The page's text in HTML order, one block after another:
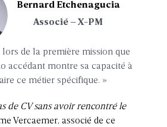
Bernard Etchenagucia
Associé – X-PM
lors de la première mission que
accédant montre sa capacité à
ce métier spécifique. »
de CV sans avoir rencontré le
Vercaemer, associé de ce